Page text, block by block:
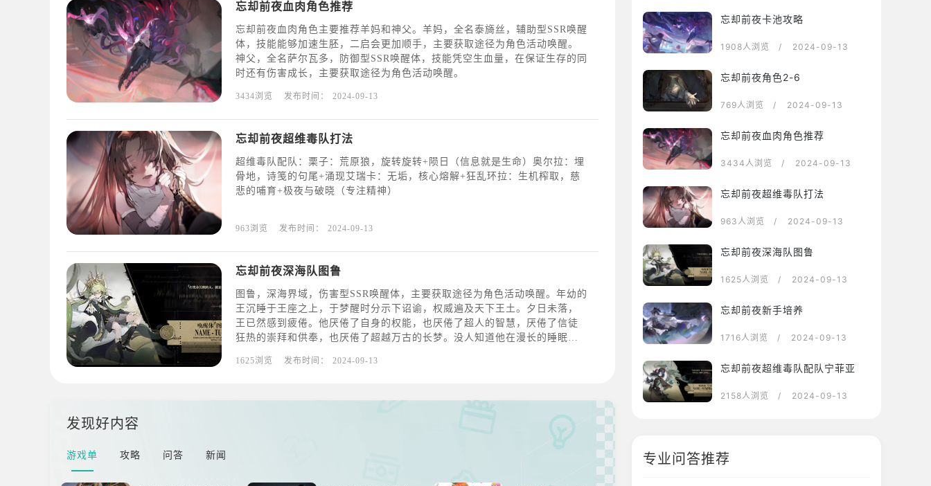
忘却前夜血肉角色推荐
忘却前夜血肉角色主要推荐羊妈和神父。羊妈，全名泰旖丝，辅助型SSR唤醒
体，技能能够加速生胚，二启会更加顺手，主要获取途径为角色活动唤醒。
神父，全名萨尔瓦多，防御型SSR唤醒体，技能凭空生血量，在保证生存的同
时还有伤害成长，主要获取途径为角色活动唤醒。
3434浏览 发布时间： 2024-09-13
忘却前夜超维毒队打法
超维毒队配队：栗子：荒原狼，旋转旋转+陨日（信息就是生命）奥尔拉：埋
骨地，诗笺的句尾+涌现艾瑞卡：无垢，核心熔解+狂乱环拉：生机榨取，慈
悲的哺育+极夜与破晓（专注精神）
963浏览 发布时间： 2024-09-13
忘却前夜深海队图鲁
图鲁，深海界域，伤害型SSR唤醒体，主要获取途径为角色活动唤醒。年幼的
王沉睡于王座之上，于梦醒时分示下诏谕，权威遍及天下王土。夕日未落，
王已然感到疲倦。他厌倦了自身的权能，也厌倦了超人的智慧，厌倦了信徒
狂热的崇拜和供奉，也厌倦了超越万古的长梦。没人知道他在漫长的睡眠中
鲁：双子黑，于暴雨之中+巨人之刃（切割与伤害）；墨菲：双子白，隐秘
1625浏览 发布时间： 2024-09-13
发现好内容
游戏单 攻略 问答 新闻
忘却前夜卡池攻略
1908人浏览 / 2024-09-13
忘却前夜角色2-6
769人浏览 / 2024-09-13
忘却前夜血肉角色推荐
3434人浏览 / 2024-09-13
忘却前夜超维毒队打法
963人浏览 / 2024-09-13
忘却前夜深海队图鲁
1625人浏览 / 2024-09-13
忘却前夜新手培养
1716人浏览 / 2024-09-13
忘却前夜超维毒队配队宁菲亚
2158人浏览 / 2024-09-13
专业问答推荐